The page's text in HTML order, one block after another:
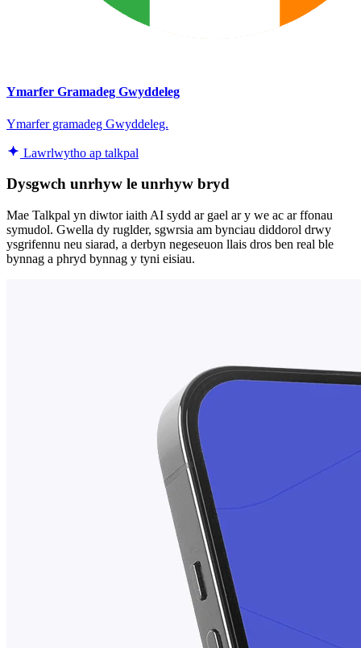
Ymarfer Gramadeg Gwyddeleg
Ymarfer gramadeg Gwyddeleg.
Lawrlwytho ap talkpal
Dysgwch unrhyw le unrhyw bryd
Mae Talkpal yn diwtor iaith AI sydd ar gael ar y we ac ar ffonau
symudol. Gwella dy ruglder, sgwrsia am bynciau diddorol drwy
ysgrifennu neu siarad, a derbyn negeseuon llais dros ben real ble
bynnag a phryd bynnag y tyni eisiau.